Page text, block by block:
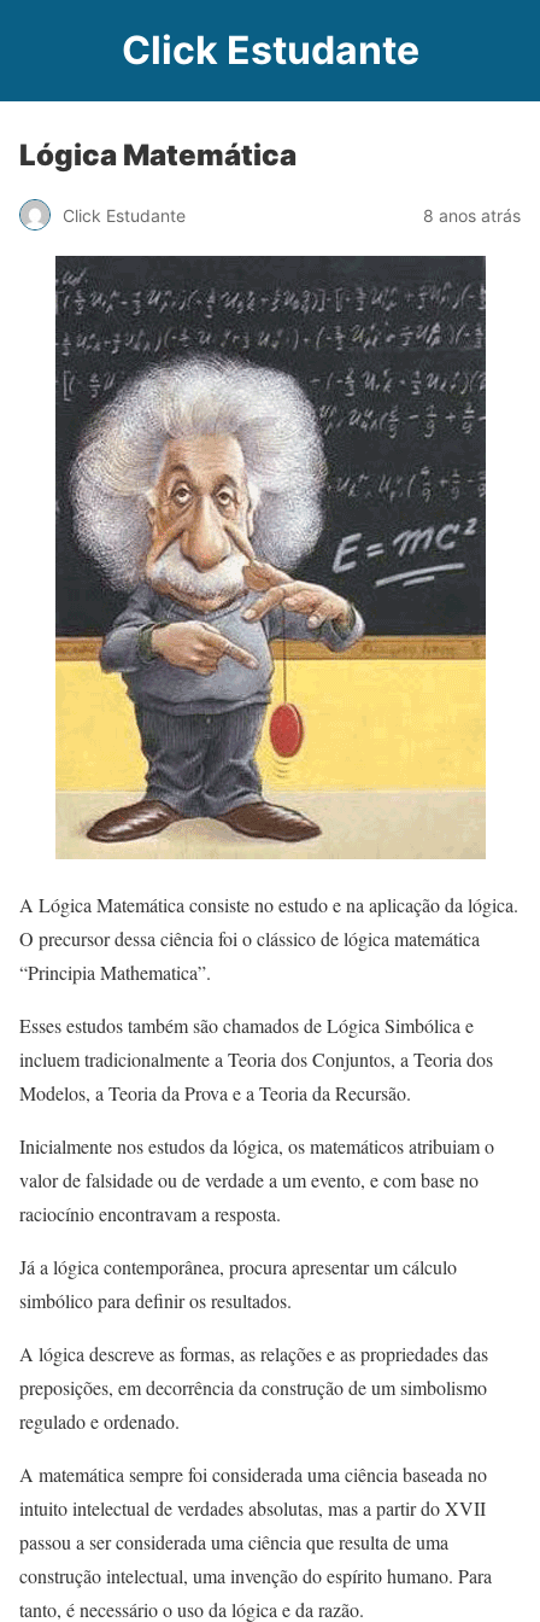
Click Estudante
Lógica Matemática
Click Estudante 8 anos atrás
A Lógica Matemática consiste no estudo e na aplicação da lógica.
O precursor dessa ciência foi o clássico de lógica matemática
“Principia Mathematica”.
Esses estudos também são chamados de Lógica Simbólica e
incluem tradicionalmente a Teoria dos Conjuntos, a Teoria dos
Modelos, a Teoria da Prova e a Teoria da Recursão.
Inicialmente nos estudos da lógica, os matemáticos atribuiam o
valor de falsidade ou de verdade a um evento, e com base no
raciocínio encontravam a resposta.
Já a lógica contemporânea, procura apresentar um cálculo
simbólico para definir os resultados.
A lógica descreve as formas, as relações e as propriedades das
preposições, em decorrência da construção de um simbolismo
regulado e ordenado.
A matemática sempre foi considerada uma ciência baseada no
intuito intelectual de verdades absolutas, mas a partir do XVII
passou a ser considerada uma ciência que resulta de uma
construção intelectual, uma invenção do espírito humano. Para
tanto, é necessário o uso da lógica e da razão.